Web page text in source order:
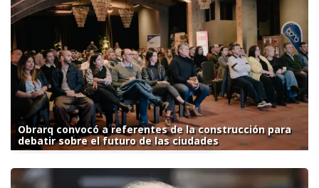
Obrarq convocó a referentes de la construcción para
debatir sobre el futuro de las ciudades